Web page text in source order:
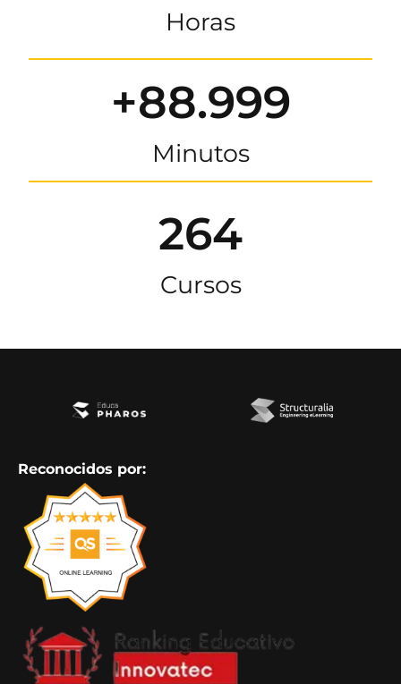
Horas
+88.999
Minutos
264
Cursos
Reconocidos por: